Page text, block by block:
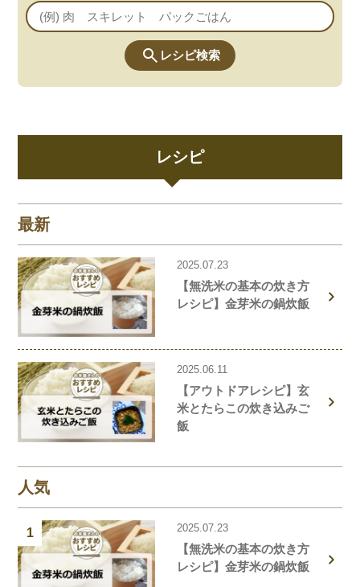
レシピ検索
レシピ
最新
2025.07.23
【無洗米の基本の炊き方
レシピ】金芽米の鍋炊飯
2025.06.11
【アウトドアレシピ】玄
米とたらこの炊き込みご
飯
人気
1 2025.07.23
【無洗米の基本の炊き方
レシピ】金芽米の鍋炊飯